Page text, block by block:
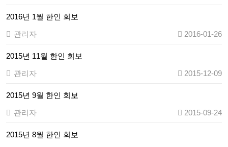
2016년 1월 한인 회보
관리자
2016-01-26
2015년 11월 한인 회보
관리자
2015-12-09
2015년 9월 한인 회보
관리자
2015-09-24
2015년 8월 한인 회보